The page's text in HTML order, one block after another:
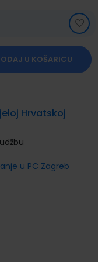
U KOŠARICU
Hrvatskoj
u PC Zagreb